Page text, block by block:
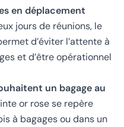
en déplacement
jours de réunions, le
d’éviter l’attente à
et d’être opérationnel
un bagage au
or rose se repère
à bagages ou dans un